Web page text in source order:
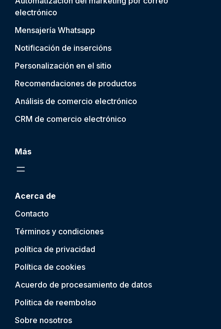
electrónico
Mensajería Whatsapp
Notificación de insercións
Personalización en el sitio
Recomendaciones de productos
Análisis de comercio electrónico
CRM de comercio electrónico
Más
Acerca de
Contacto
Términos y condiciones
política de privacidad
Política de cookies
Acuerdo de procesamiento de datos
Politica de reembolso
Sobre nosotros